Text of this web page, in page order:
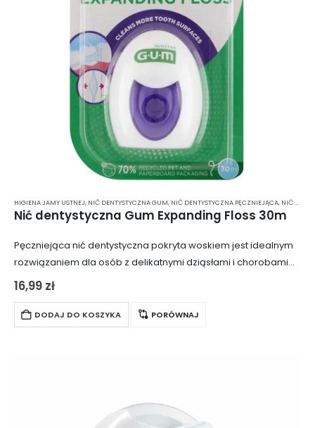
HIGIENA JAMY USTNEJ, NIĆ DENTYSTYCZNA GUM, NIĆ DENTYSTYCZNA PĘCZNIEJĄCA, NIĆ DENTYSTYCZNA WOSKOWANA
Nić dentystyczna Gum Expanding Floss 30m
Pęczniejąca nić dentystyczna pokryta woskiem jest idealnym
rozwiązaniem dla osób z delikatnymi dziąsłami i chorobami
przyzębia. Jej specjalna konstrukcja i właściwości sprawiają,
że jest zarówno delikatna, jak i skuteczna w…
16,99 zł
DODAJ DO KOSZYKA PORÓWNAJ